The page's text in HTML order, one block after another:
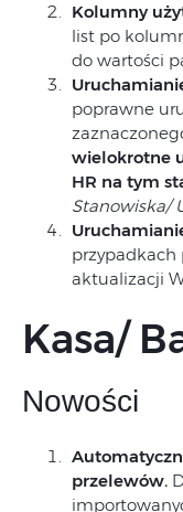
Kolumny
list po
do wartości
poprawne
wielokrotne
HR na tym
Stanowiska/
przypadkach
aktualizacji
Kasa/
Nowości
przelewów.